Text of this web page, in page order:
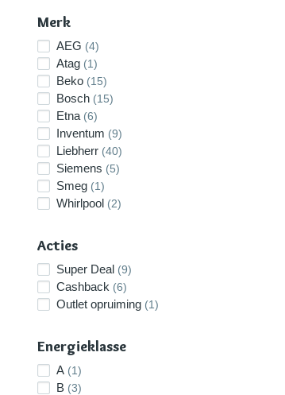
Merk
AEG (4)
Atag (1)
Beko (15)
Bosch (15)
Etna (6)
Inventum (9)
Liebherr (40)
Siemens (5)
Smeg (1)
Whirlpool (2)
Acties
Super Deal (9)
Cashback (6)
Outlet opruiming (1)
Energieklasse
A (1)
B (3)